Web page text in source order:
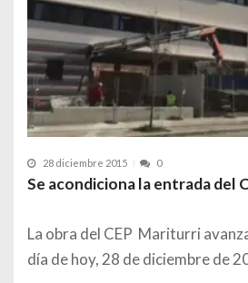
28 diciembre 2015 0
Se acondiciona la entrada del
La obra del CEP Mariturri
día de hoy, 28 de diciembre de